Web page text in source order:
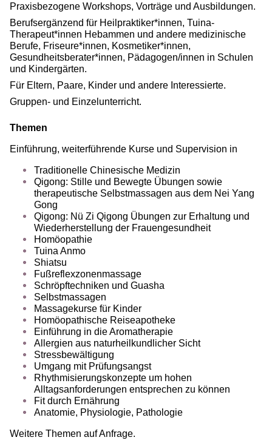
Praxisbezogene Workshops, Vorträge und Ausbildungen.
Berufsergänzend für Heilpraktiker*innen, Tuina-
Therapeut*innen Hebammen und andere medizinische
Berufe, Friseure*innen, Kosmetiker*innen,
Gesundheitsberater*innen, Pädagogen/innen in Schulen
und Kindergärten.
Für Eltern, Paare, Kinder und andere Interessierte.
Gruppen- und Einzelunterricht.
Themen
Einführung, weiterführende Kurse und Supervision in
Traditionelle Chinesische Medizin
Qigong: Stille und Bewegte Übungen sowie
therapeutische Selbstmassagen aus dem Nei Yang
Gong
Qigong: Nü Zi Qigong Übungen zur Erhaltung und
Wiederherstellung der Frauengesundheit
Homöopathie
Tuina Anmo
Shiatsu
Fußreflexzonenmassage
Schröpftechniken und Guasha
Selbstmassagen
Massagekurse für Kinder
Homöopathische Reiseapotheke
Einführung in die Aromatherapie
Allergien aus naturheilkundlicher Sicht
Stressbewältigung
Umgang mit Prüfungsangst
Rhythmisierungskonzepte um hohen
Alltagsanforderungen entsprechen zu können
Fit durch Ernährung
Anatomie, Physiologie, Pathologie
Weitere Themen auf Anfrage.